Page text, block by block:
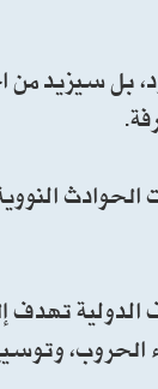
بل سيزيد
الدولية